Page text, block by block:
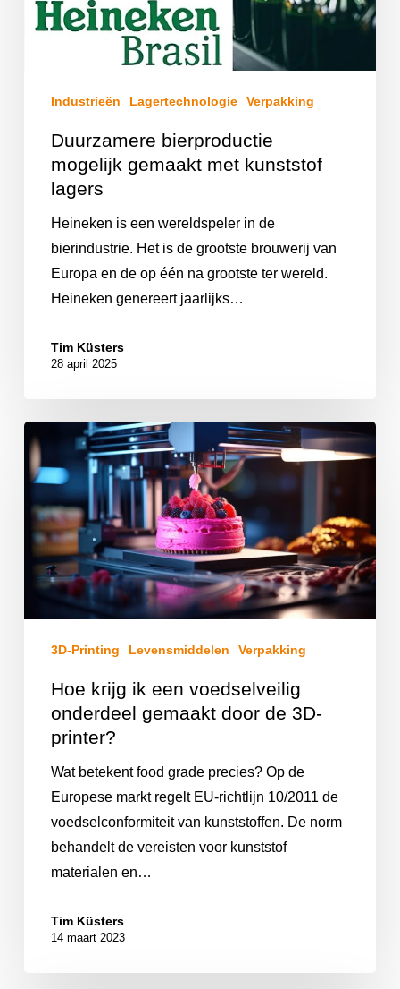
Industrieën Lagertechnologie Verpakking
Duurzamere bierproductie
mogelijk gemaakt met kunststof
lagers
Heineken is een wereldspeler in de
bierindustrie. Het is de grootste brouwerij van
Europa en de op één na grootste ter wereld.
Heineken genereert jaarlijks…
Tim Küsters
28 april 2025
3D-Printing Levensmiddelen Verpakking
Hoe krijg ik een voedselveilig
onderdeel gemaakt door de 3D-
printer?
Wat betekent food grade precies? Op de
Europese markt regelt EU-richtlijn 10/2011 de
voedselconformiteit van kunststoffen. De norm
behandelt de vereisten voor kunststof
materialen en…
Tim Küsters
14 maart 2023